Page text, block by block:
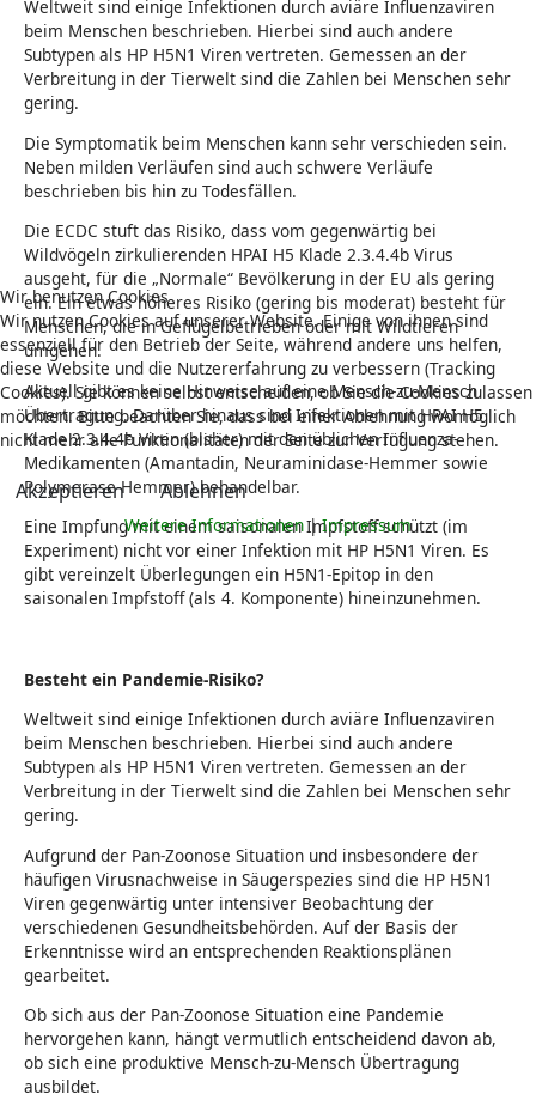
Weltweit sind einige Infektionen durch aviäre Influenzaviren
beim Menschen beschrieben. Hierbei sind auch andere
Subtypen als HP H5N1 Viren vertreten. Gemessen an der
Verbreitung in der Tierwelt sind die Zahlen bei Menschen sehr
gering.
Die Symptomatik beim Menschen kann sehr verschieden sein.
Neben milden Verläufen sind auch schwere Verläufe
beschrieben bis hin zu Todesfällen.
Die ECDC stuft das Risiko, dass vom gegenwärtig bei
Wildvögeln zirkulierenden HPAI H5 Klade 2.3.4.4b Virus
ausgeht, für die „Normale“ Bevölkerung in der EU als gering
ein. Ein etwas höheres Risiko (gering bis moderat) besteht für
Menschen, die in Geflügelbetrieben oder mit Wildtieren
umgehen.
Aktuell gibt es keine Hinweise auf eine Mensch-zu-Mensch
Übertragung. Darüber hinaus sind Infektionen mit HPAI H5
Klade 2.3.4.4b Viren (bisher) mit den üblichen Influenza-
Medikamenten (Amantadin, Neuraminidase-Hemmer sowie
Polymerase-Hemmer) behandelbar.
Eine Impfung mit einem saisonalen Impfstoff schützt (im
Experiment) nicht vor einer Infektion mit HP H5N1 Viren. Es
gibt vereinzelt Überlegungen ein H5N1-Epitop in den
saisonalen Impfstoff (als 4. Komponente) hineinzunehmen.
Besteht ein Pandemie-Risiko?
Weltweit sind einige Infektionen durch aviäre Influenzaviren
beim Menschen beschrieben. Hierbei sind auch andere
Subtypen als HP H5N1 Viren vertreten. Gemessen an der
Verbreitung in der Tierwelt sind die Zahlen bei Menschen sehr
gering.
Aufgrund der Pan-Zoonose Situation und insbesondere der
häufigen Virusnachweise in Säugerspezies sind die HP H5N1
Viren gegenwärtig unter intensiver Beobachtung der
verschiedenen Gesundheitsbehörden. Auf der Basis der
Erkenntnisse wird an entsprechenden Reaktionsplänen
gearbeitet.
Ob sich aus der Pan-Zoonose Situation eine Pandemie
hervorgehen kann, hängt vermutlich entscheidend davon ab,
ob sich eine produktive Mensch-zu-Mensch Übertragung
ausbildet.
Wir benutzen Cookies
Wir nutzen Cookies auf unserer Website. Einige von ihnen sind
essenziell für den Betrieb der Seite, während andere uns helfen,
diese Website und die Nutzererfahrung zu verbessern (Tracking
Cookies). Sie können selbst entscheiden, ob Sie die Cookies zulassen
möchten. Bitte beachten Sie, dass bei einer Ablehnung womöglich
nicht mehr alle Funktionalitäten der Seite zur Verfügung stehen.
Akzeptieren Ablehnen
Weitere Informationen|Impressum